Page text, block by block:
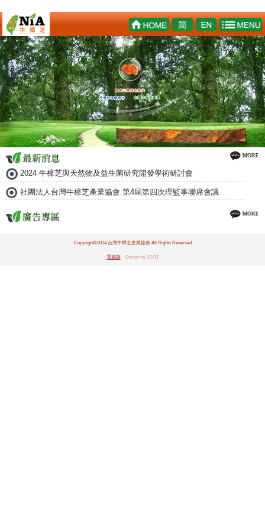
2024 牛樟芝與天然物及益生菌研究開發學術研討會
社團法人台灣牛樟芝產業協會 第4屆第四次理監事聯席會議
Copyright©2014 台灣牛樟芝產業協會 All Rights Reserved
電腦版 Design by JDDT